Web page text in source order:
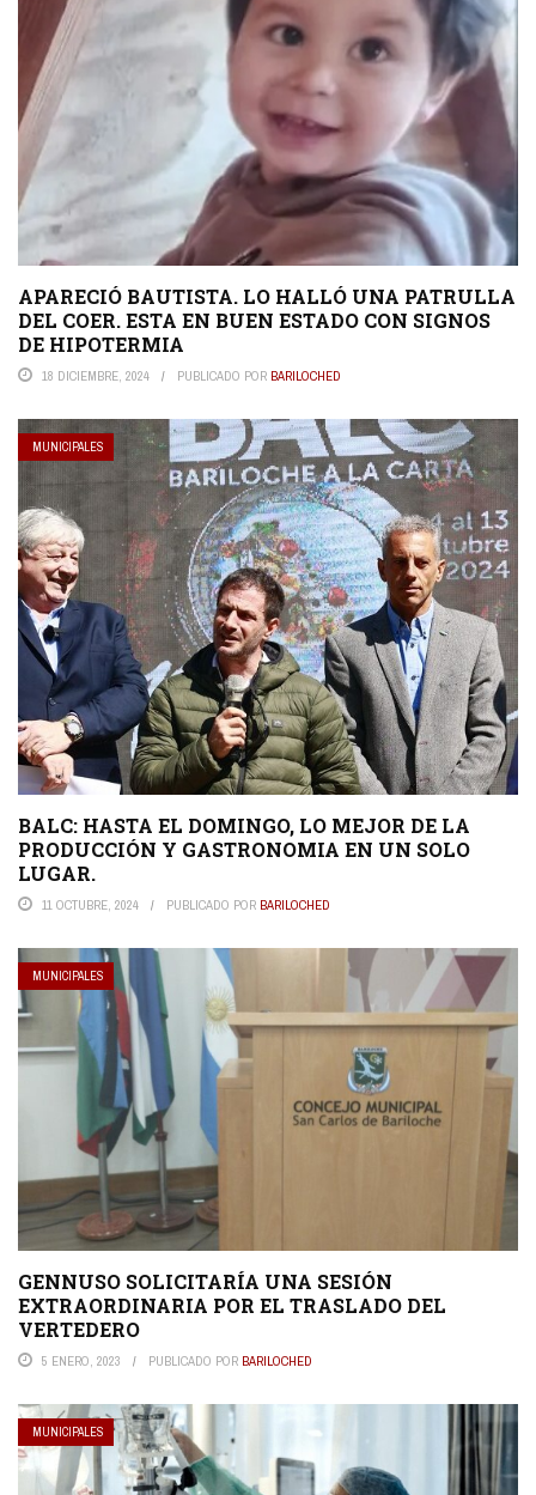
APARECIÓ BAUTISTA. LO HALLÓ UNA PATRULLA
DEL COER. ESTA EN BUEN ESTADO CON SIGNOS
DE HIPOTERMIA
18 DICIEMBRE, 2024 PUBLICADO POR BARILOCHED
MUNICIPALES
BALC: HASTA EL DOMINGO, LO MEJOR DE LA
PRODUCCIÓN Y GASTRONOMIA EN UN SOLO
LUGAR.
11 OCTUBRE, 2024 PUBLICADO POR BARILOCHED
MUNICIPALES
GENNUSO SOLICITARÍA UNA SESIÓN
EXTRAORDINARIA POR EL TRASLADO DEL
VERTEDERO
5 ENERO, 2023 PUBLICADO POR BARILOCHED
MUNICIPALES